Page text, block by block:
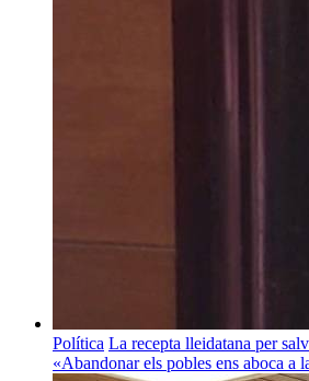
Política La recepta lleidatana per
«Abandonar els pobles ens aboca a